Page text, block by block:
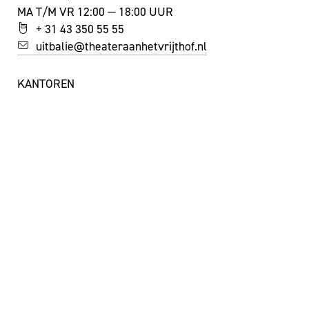
MA T/M VR 12:00 — 18:00 UUR
+ 31 43 350 55 55
uitbalie@theateraanhetvrijthof.nl
KANTOREN